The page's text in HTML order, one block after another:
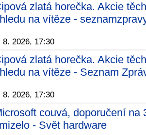
zlatá horečka. Akcie
na vítěze -
8. 2026, 17:30
zlatá horečka. Akcie
na vítěze - Seznam
8. 2026, 17:30
couvá, doporučení na
- Svět hardware